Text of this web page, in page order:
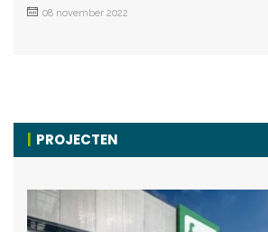
08 november 2022
PROJECTEN